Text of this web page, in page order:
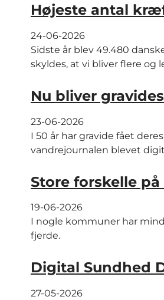
Højeste antal
24-06-2026
Sidste år blev 49.480
skyldes, at vi bliver flere og
Nu bliver
23-06-2026
I 50 år har gravide fået
vandrejournalen blevet
Store forskelle
19-06-2026
I nogle kommuner har
fjerde.
Digital Sundhed
27-05-2026